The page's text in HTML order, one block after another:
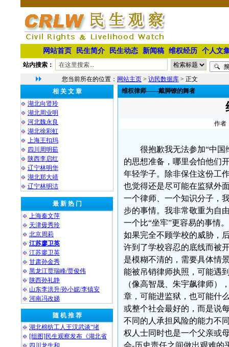
网站首页 民生简介 民生动态 新闻稿 维权经历 个人文
站内搜索：
您当前所在的位置： 网站主页 > 访民数据库 > 正文
相 关 文 章
湖北向贤玲
湖北周业明
河北魏永良
湖北徐彩虹
上海王扣玛
四川周明茹
陕西李启红
辽宁林明华
湖北郑大靖
⁨辽宁林明洁
最 新 热 门
上海秦文萍
天津毋秀玲
北京周莉
江苏廖卫英
江苏廖卫英
甘肃孙金秀
黑龙江贾瑞峰/贾俊伟
陕西孙礼静
山东李洪升/孙小妮/李镇安
河南冯改娣
随 机 推 荐
湖北棉纺工人王汉武谈“堵
[组图]民生观察发布《湖北省
四川龙生和
维权律师――戴脚镣的舞者
作者
很抱歉我无法参加“中
的思想准备，哪里会怕他们
年轻学子。除非保住这份工
也觉得还是尽可能在监狱外
一个律师、一个知识分子，
步的事情。我非常敬重为自
一个比“坐牢”更容易的事情。
如果完全不顾学校的威胁，
许到了学校容忍的底线而被
是模糊不清的，需要具体情
能被吊销律师执照，可能遇
（像高智晟、朱宇飙律师）
章，可能进监狱，也可能什
或整个社会最好的，而是说
不同的人承担风险的能力不
权人士同时也是一个父亲或
会-历史责任之间做出艰难的